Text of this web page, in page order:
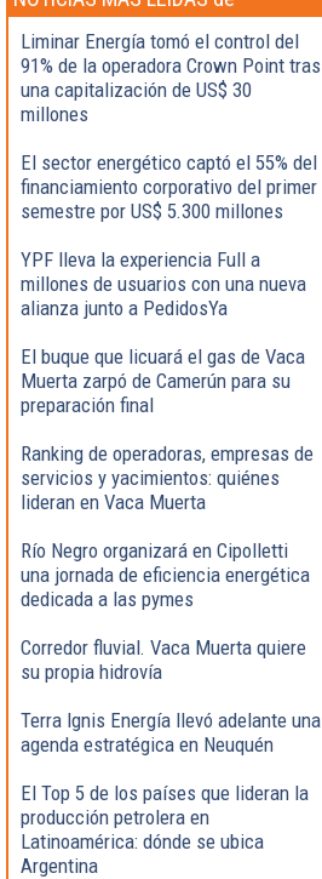
Actualidad
Liminar Energía tomó el control del
91% de la operadora Crown Point tras
una capitalización de US$ 30
millones
El sector energético captó el 55% del
financiamiento corporativo del primer
semestre por US$ 5.300 millones
YPF lleva la experiencia Full a
millones de usuarios con una nueva
alianza junto a PedidosYa
El buque que licuará el gas de Vaca
Muerta zarpó de Camerún para su
preparación final
Ranking de operadoras, empresas de
servicios y yacimientos: quiénes
lideran en Vaca Muerta
Río Negro organizará en Cipolletti
una jornada de eficiencia energética
dedicada a las pymes
Corredor fluvial. Vaca Muerta quiere
su propia hidrovía
Terra Ignis Energía llevó adelante una
agenda estratégica en Neuquén
El Top 5 de los países que lideran la
producción petrolera en
Latinoamérica: dónde se ubica
Argentina